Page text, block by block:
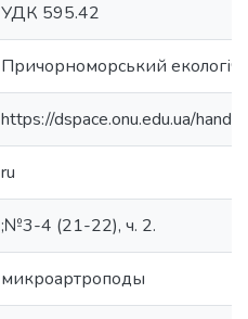
УДК 595.42
Причорноморський
https://dspace.onu.edu.ua/
ru
;№3-4 (21-22), ч. 2.
микроартроподы